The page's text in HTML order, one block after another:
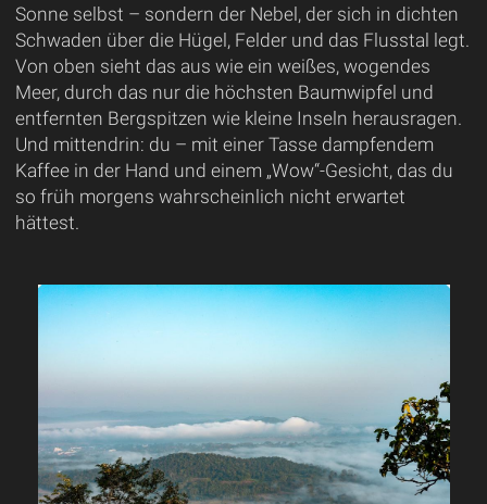
Sonne selbst – sondern der Nebel, der sich in dichten
Schwaden über die Hügel, Felder und das Flusstal legt.
Von oben sieht das aus wie ein weißes, wogendes
Meer, durch das nur die höchsten Baumwipfel und
entfernten Bergspitzen wie kleine Inseln herausragen.
Und mittendrin: du – mit einer Tasse dampfendem
Kaffee in der Hand und einem „Wow“-Gesicht, das du
so früh morgens wahrscheinlich nicht erwartet
hättest.